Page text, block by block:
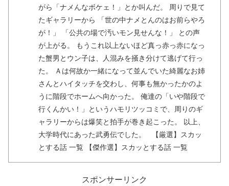
がら「ナメんなボケェ！」とか叫んだ。 周りで見て
たギャラリーから 「世の中ナメとんのはお前らやろ
が！」 「公共の場で汚いモン見せんな！」 との声
が上がる。 もうこれ以上ないほど真っ赤っ赤になっ
た蟹男とウン子は、人混みを掻き分けて逃げて行っ
た。 Ａは何故か一緒になって並んでいた綺麗なお姉
さんとハイタッチを交わし、何事も無かったかのよ
うに階段でホームへ向かった。 俺達の「いや階段で
行くんかい！」というハモリツッコミで、周りのギ
ャラリーからは爆笑と拍手が巻き起こった。 以上、
大学時代にあった武勇伝でした。 【厳選】スカッ
とする話 一覧 【傑作選】スカッとする話 一覧
スポンサーリンク